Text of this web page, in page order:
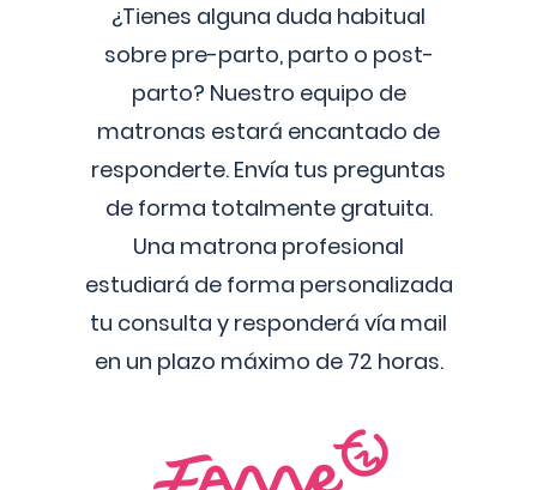
¿Tienes alguna duda habitual
sobre pre-parto, parto o post-
parto? Nuestro equipo de
matronas estará encantado de
responderte. Envía tus preguntas
de forma totalmente gratuita.
Una matrona profesional
estudiará de forma personalizada
tu consulta y responderá vía mail
en un plazo máximo de 72 horas.